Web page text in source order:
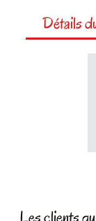
Détails